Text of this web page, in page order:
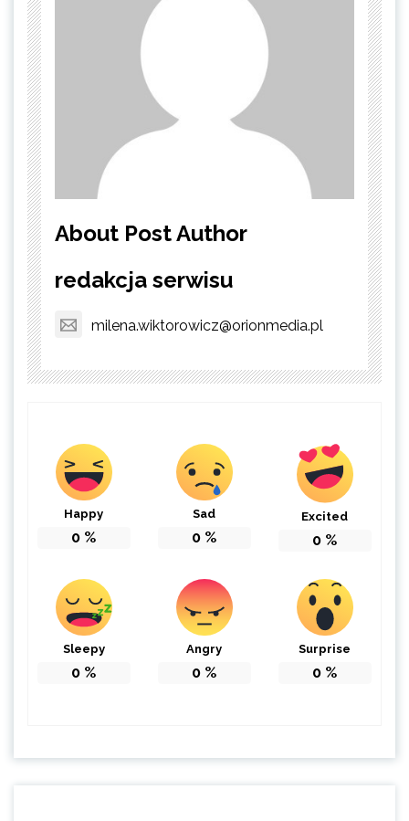
About Post Author
redakcja serwisu
milena.wiktorowicz@orionmedia.pl
Happy
0 %
Sad
0 %
Excited
0 %
Sleepy
0 %
Angry
0 %
Surprise
0 %